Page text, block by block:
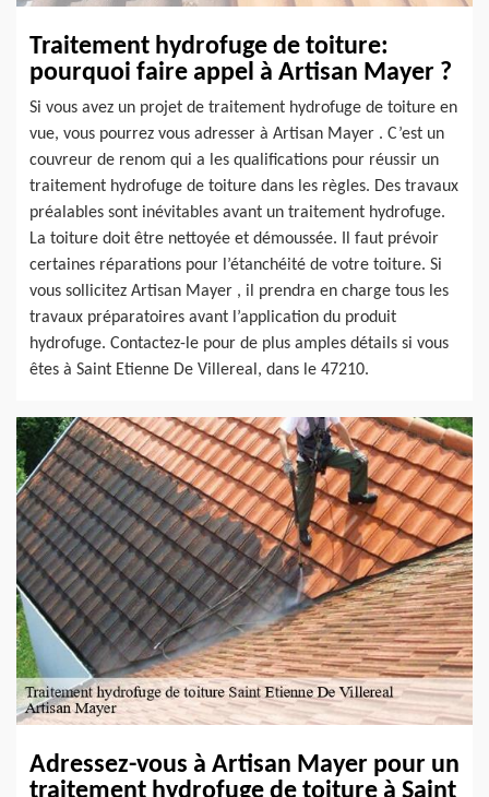
Traitement hydrofuge de toiture:
pourquoi faire appel à Artisan Mayer ?
Si vous avez un projet de traitement hydrofuge de toiture en
vue, vous pourrez vous adresser à Artisan Mayer . C’est un
couvreur de renom qui a les qualifications pour réussir un
traitement hydrofuge de toiture dans les règles. Des travaux
préalables sont inévitables avant un traitement hydrofuge.
La toiture doit être nettoyée et démoussée. Il faut prévoir
certaines réparations pour l’étanchéité de votre toiture. Si
vous sollicitez Artisan Mayer , il prendra en charge tous les
travaux préparatoires avant l’application du produit
hydrofuge. Contactez-le pour de plus amples détails si vous
êtes à Saint Etienne De Villereal, dans le 47210.
Adressez-vous à Artisan Mayer pour un
traitement hydrofuge de toiture à Saint